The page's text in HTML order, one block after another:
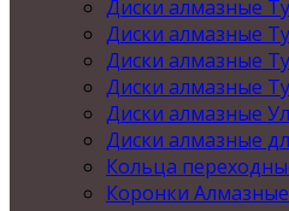
Диски алмазные
Диски алмазные
Диски алмазные
Диски алмазные
Диски алмазные
Диски алмазные
Кольца
Коронки Алмазные